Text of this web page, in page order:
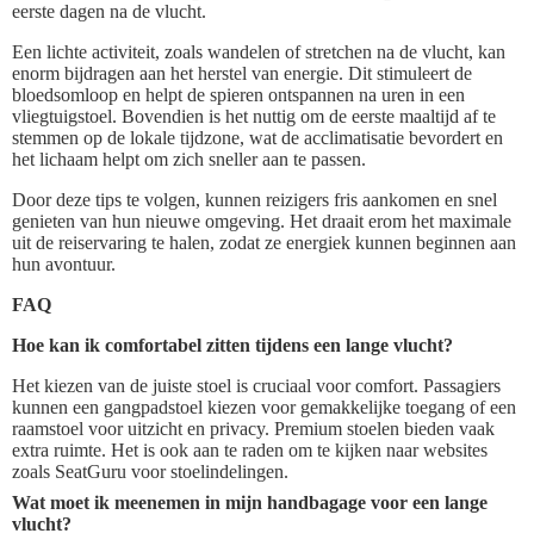
eerste dagen na de vlucht.
Een lichte activiteit, zoals wandelen of stretchen na de vlucht, kan
enorm bijdragen aan het herstel van energie. Dit stimuleert de
bloedsomloop en helpt de spieren ontspannen na uren in een
vliegtuigstoel. Bovendien is het nuttig om de eerste maaltijd af te
stemmen op de lokale tijdzone, wat de acclimatisatie bevordert en
het lichaam helpt om zich sneller aan te passen.
Door deze tips te volgen, kunnen reizigers fris aankomen en snel
genieten van hun nieuwe omgeving. Het draait erom het maximale
uit de reiservaring te halen, zodat ze energiek kunnen beginnen aan
hun avontuur.
FAQ
Hoe kan ik comfortabel zitten tijdens een lange vlucht?
Het kiezen van de juiste stoel is cruciaal voor comfort. Passagiers
kunnen een gangpadstoel kiezen voor gemakkelijke toegang of een
raamstoel voor uitzicht en privacy. Premium stoelen bieden vaak
extra ruimte. Het is ook aan te raden om te kijken naar websites
zoals SeatGuru voor stoelindelingen.
Wat moet ik meenemen in mijn handbagage voor een lange
vlucht?